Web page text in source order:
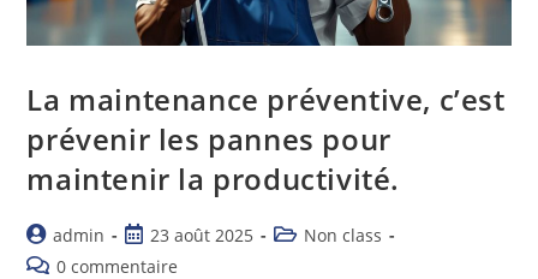
La maintenance préventive, c’est
prévenir les pannes pour
maintenir la productivité.
admin 23 août 2025
Non class
0 commentaire